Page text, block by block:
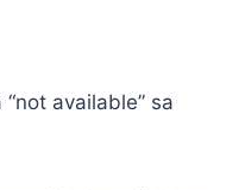
available” sa